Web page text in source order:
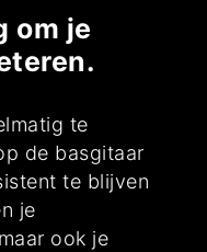
om je
te
de basgitaar
te blijven
je
ook je